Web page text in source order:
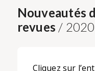
Nouveautés
revues / 2020
Cliquez sur